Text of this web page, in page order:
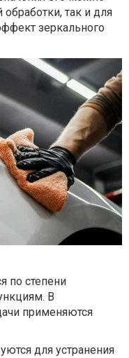
так и для
зеркального
по степени
В
применяются
для устранения